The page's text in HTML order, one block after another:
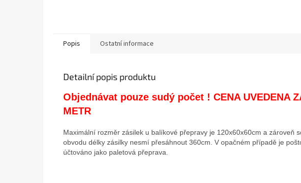
Popis Ostatní informace
Detailní popis produktu
Objednávat pouze sudý počet ! CENA UVEDENA
METR
Maximální rozměr zásilek u balíkové přepravy je 120x60x60cm a zároveň
obvodu délky zásilky nesmí přesáhnout 360cm. V opačném případě je
účtováno jako paletová přeprava.